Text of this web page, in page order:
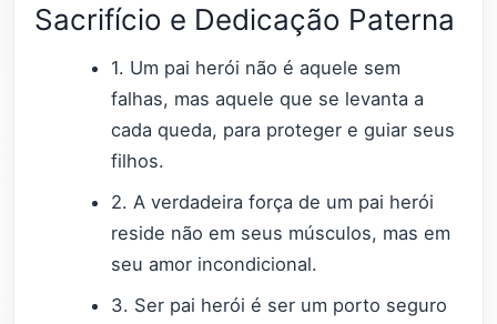
Sacrifício e Dedicação Paterna
1. Um pai herói não é aquele sem
falhas, mas aquele que se levanta a
cada queda, para proteger e guiar seus
filhos.
2. A verdadeira força de um pai herói
reside não em seus músculos, mas em
seu amor incondicional.
3. Ser pai herói é ser um porto seguro